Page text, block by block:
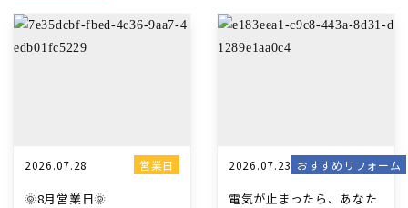
2026.07.28 営業日
🌞8月営業日🌞
2026.07.23 おすすめリフォーム
電気が止まったら、あなた